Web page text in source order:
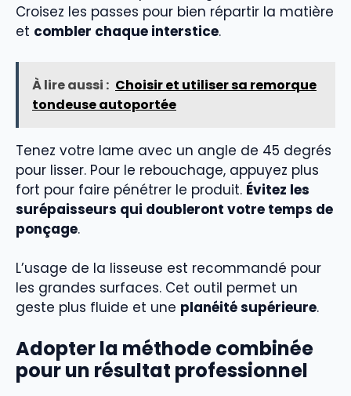
Croisez les passes pour bien répartir la matière
et combler chaque interstice.
À lire aussi : Choisir et utiliser sa remorque
tondeuse autoportée
Tenez votre lame avec un angle de 45 degrés
pour lisser. Pour le rebouchage, appuyez plus
fort pour faire pénétrer le produit. Évitez les
surépaisseurs qui doubleront votre temps de
ponçage.
L’usage de la lisseuse est recommandé pour
les grandes surfaces. Cet outil permet un
geste plus fluide et une planéité supérieure.
Adopter la méthode combinée
pour un résultat professionnel